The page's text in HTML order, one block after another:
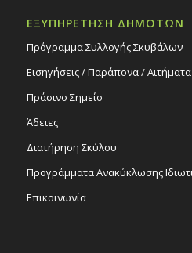
ΕΞΥΠΗΡΕΤΗΣΗ ΔΗΜΟΤΩΝ
Πρόγραμμα Συλλογής Σκυβάλων
Εισηγήσεις / Παράπονα / Αιτήματα
Πράσινο Σημείο
Άδειες
Διατήρηση Σκύλου
Προγράμματα Ανακύκλωσης
Επικοινωνία